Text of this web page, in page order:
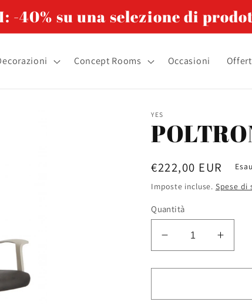
-40% su una selezione di
Concept Rooms Occasioni
YES
Prezzo
di
listino
€222,00 EUR
Imposte incluse. Spese di
Quantità
Diminuisci
quantità
per
UFF.
per
UFF.